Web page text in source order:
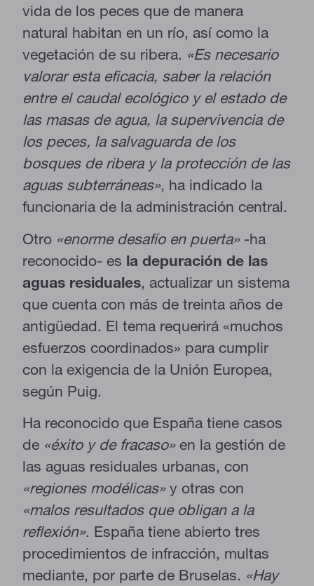
vida de los peces que de manera
natural habitan en un río, así como la
vegetación de su ribera. «Es necesario
valorar esta eficacia, saber la relación
entre el caudal ecológico y el estado de
las masas de agua, la supervivencia de
los peces, la salvaguarda de los
bosques de ribera y la protección de las
aguas subterráneas», ha indicado la
funcionaria de la administración central.
Otro «enorme desafío en puerta»-ha
reconocido- es la depuración de las
aguas residuales, actualizar un sistema
que cuenta con más de treinta años de
antigüedad. El tema requerirá «muchos
esfuerzos coordinados» para cumplir
con la exigencia de la Unión Europea,
según Puig.
Ha reconocido que España tiene casos
de «éxito y de fracaso»en la gestión de
las aguas residuales urbanas, con
«regiones modélicas»y otras con
«malos resultados que obligan a la
reflexión». España tiene abierto tres
procedimientos de infracción, multas
mediante, por parte de Bruselas. «Hay